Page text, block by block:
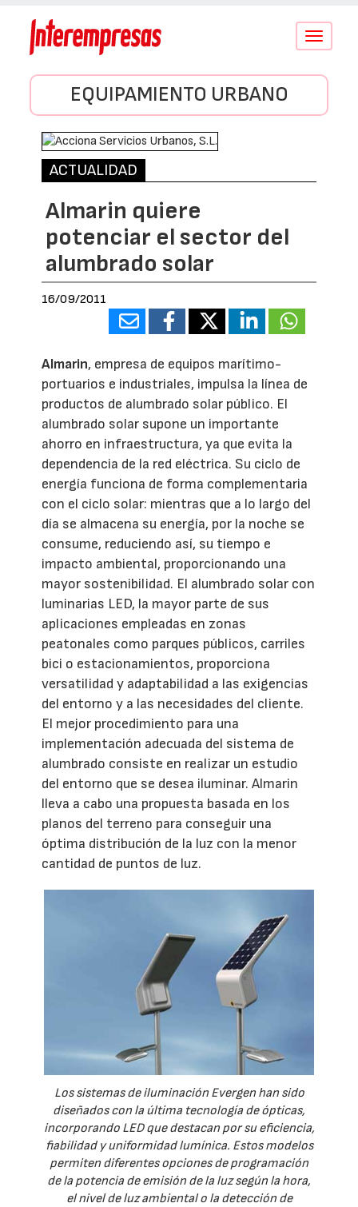
Conmutar
EQUIPAMIENTO URBANO
ACTUALIDAD
Almarin quiere
potenciar el sector del
alumbrado solar
16/09/2011
Almarin, empresa de equipos marítimo-
portuarios e industriales, impulsa la línea de
productos de alumbrado solar público. El
alumbrado solar supone un importante
ahorro en infraestructura, ya que evita la
dependencia de la red eléctrica. Su ciclo de
energía funciona de forma complementaria
con el ciclo solar: mientras que a lo largo del
día se almacena su energía, por la noche se
consume, reduciendo así, su tiempo e
impacto ambiental, proporcionando una
mayor sostenibilidad. El alumbrado solar con
luminarias LED, la mayor parte de sus
aplicaciones empleadas en zonas
peatonales como parques públicos, carriles
bici o estacionamientos, proporciona
versatilidad y adaptabilidad a las exigencias
del entorno y a las necesidades del cliente.
El mejor procedimiento para una
implementación adecuada del sistema de
alumbrado consiste en realizar un estudio
del entorno que se desea iluminar. Almarin
lleva a cabo una propuesta basada en los
planos del terreno para conseguir una
óptima distribución de la luz con la menor
cantidad de puntos de luz.
Los sistemas de iluminación Evergen han sido
diseñados con la última tecnología de ópticas,
incorporando LED que destacan por su eficiencia,
fiabilidad y uniformidad lumínica. Estos modelos
permiten diferentes opciones de programación
de la potencia de emisión de la luz según la hora,
el nivel de luz ambiental o la detección de